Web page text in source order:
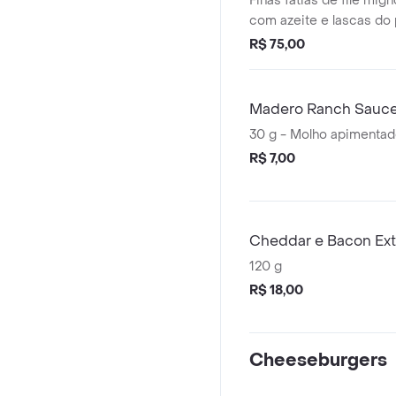
com azeite e lascas do
parmesão. Acompanha
R$ 75,00
Madero Ranch
30 g - Molho
R$ 7,00
Cheddar e Bacon
120 g
R$ 18,00
Cheeseburgers